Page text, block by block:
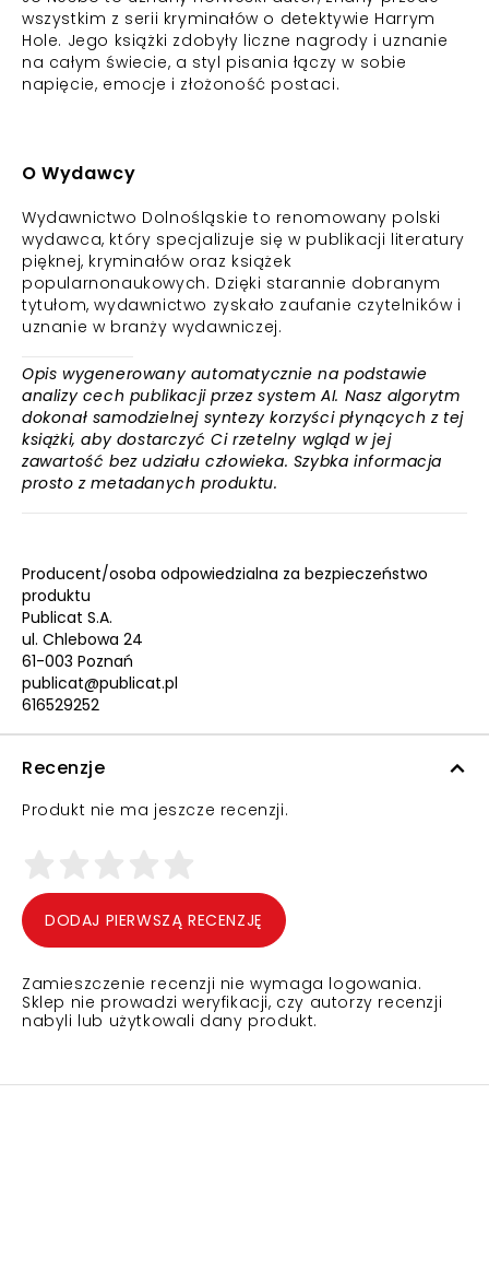
wszystkim z serii kryminałów o detektywie Harrym
Hole. Jego książki zdobyły liczne nagrody i uznanie
na całym świecie, a styl pisania łączy w sobie
napięcie, emocje i złożoność postaci.
O Wydawcy
Wydawnictwo Dolnośląskie to renomowany polski
wydawca, który specjalizuje się w publikacji literatury
pięknej, kryminałów oraz książek
popularnonaukowych. Dzięki starannie dobranym
tytułom, wydawnictwo zyskało zaufanie czytelników i
uznanie w branży wydawniczej.
Opis wygenerowany automatycznie na podstawie
analizy cech publikacji przez system AI. Nasz algorytm
dokonał samodzielnej syntezy korzyści płynących z tej
książki, aby dostarczyć Ci rzetelny wgląd w jej
zawartość bez udziału człowieka. Szybka informacja
prosto z metadanych produktu.
Producent/osoba odpowiedzialna za bezpieczeństwo
produktu
Publicat S.A.
ul. Chlebowa 24
61-003 Poznań
publicat@publicat.pl
616529252
Recenzje
Produkt nie ma jeszcze recenzji.
DODAJ PIERWSZĄ RECENZJĘ
Zamieszczenie recenzji nie wymaga logowania.
Sklep nie prowadzi weryfikacji, czy autorzy recenzji
nabyli lub użytkowali dany produkt.